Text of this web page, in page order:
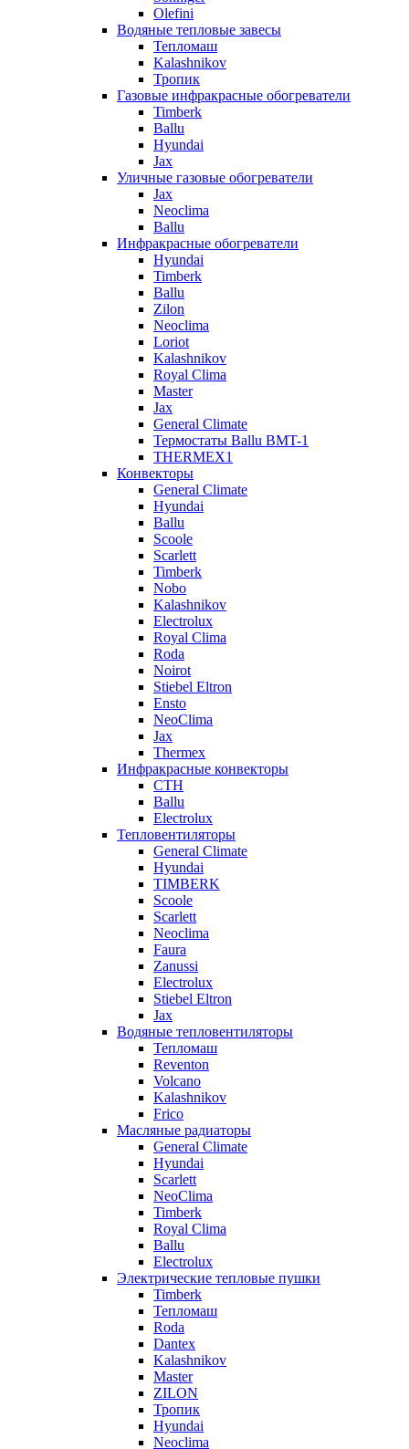
Olefini
Водяные тепловые завесы
Тепломаш
Kalashnikov
Тропик
Газовые инфракрасные обогреватели
Timberk
Ballu
Hyundai
Jax
Уличные газовые обогреватели
Jax
Neoclima
Ballu
Инфракрасные обогреватели
Hyundai
Timberk
Ballu
Zilon
Neoclima
Loriot
Kalashnikov
Royal Clima
Master
Jax
General Climate
Термостаты Ballu BMT-1
THERMEX1
Конвекторы
General Climate
Hyundai
Ballu
Scoole
Scarlett
Timberk
Nobo
Kalashnikov
Electrolux
Royal Clima
Roda
Noirot
Stiebel Eltron
Ensto
NeoClima
Jax
Thermex
Инфракрасные конвекторы
CTH
Ballu
Electrolux
Тепловентиляторы
General Climate
Hyundai
TIMBERK
Scoole
Scarlett
Neoclima
Faura
Zanussi
Electrolux
Stiebel Eltron
Jax
Водяные тепловентиляторы
Тепломаш
Reventon
Volcano
Kalashnikov
Frico
Масляные радиаторы
General Climate
Hyundai
Scarlett
NeoClima
Timberk
Royal Clima
Ballu
Electrolux
Электрические тепловые пушки
Timberk
Тепломаш
Roda
Dantex
Kalashnikov
Master
ZILON
Тропик
Hyundai
Neoclima